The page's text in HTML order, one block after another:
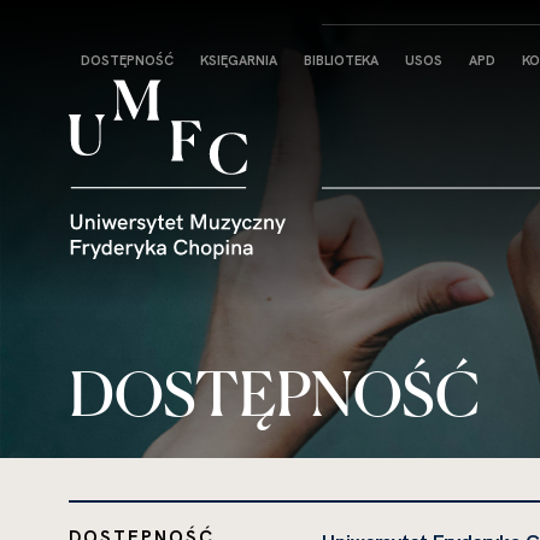
Strona
główna
DOSTĘPNOŚĆ KSIĘGARNIA BIBLIOTEKA USOS APD
DOSTĘPNOŚĆ